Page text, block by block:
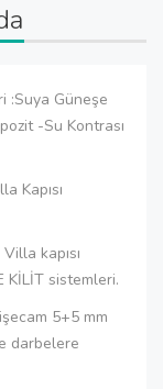
:Suya Güneşe
-Su Kontrası
Kapısı
kapısı
KİLİT sistemleri.
5+5 mm
darbelere